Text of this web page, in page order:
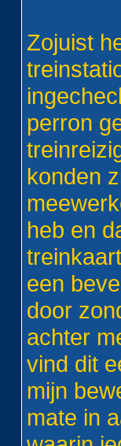
Zojuist
perron
konden
heb en
een
door
achter
vind dit
mijn
mate in